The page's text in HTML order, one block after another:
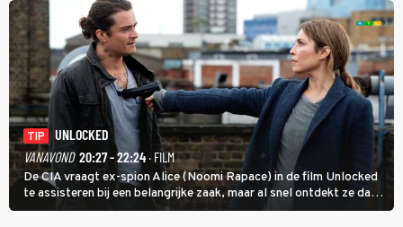
TIP
UNLOCKED
VANAVOND 20:27 - 22:24· FILM
De CIA vraagt ex-spion Alice (Noomi Rapace) in de film Unlocked
te assisteren bij een belangrijke zaak, maar al snel ontdekt ze dat
degene die haar aanstelde kwade bedoelingen heeft.